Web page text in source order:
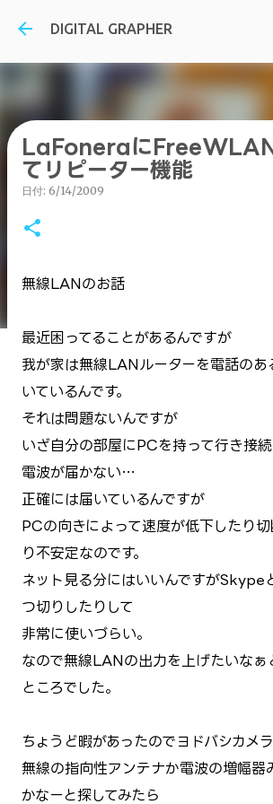
スキップしてメイン コンテン
DIGITAL GRAPHER
LaFoneraにFreeWLAN
てリピーター機能
日付: 6/14/2009
無線LANのお話
最近困ってることがあるんですが
我が家は無線LANルーターを電話のあ
いているんです。
それは問題ないんですが
いざ自分の部屋にPCを持って行き接
電波が届かない…
正確には届いているんですが
PCの向きによって速度が低下したり
り不安定なのです。
ネット見る分にはいいんですがSkype
つ切りしたりして
非常に使いづらい。
なので無線LANの出力を上げたいなぁ
ところでした。
ちょうど暇があったのでヨドバシカメ
無線の指向性アンテナか電波の増幅器
かなーと探してみたら